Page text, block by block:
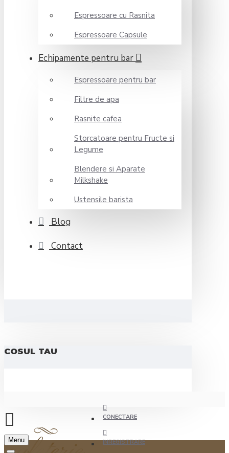
Espressoare cu Rasnita
Espressoare Capsule
Echipamente pentru bar
Espressoare pentru bar
Filtre de apa
Rasnite cafea
Storcatoare pentru Fructe si
Legume
Blendere si Aparate
Milkshake
Ustensile barista
Blog
Contact
COSUL TAU
CONECTARE
INREGISTRARE
Menu